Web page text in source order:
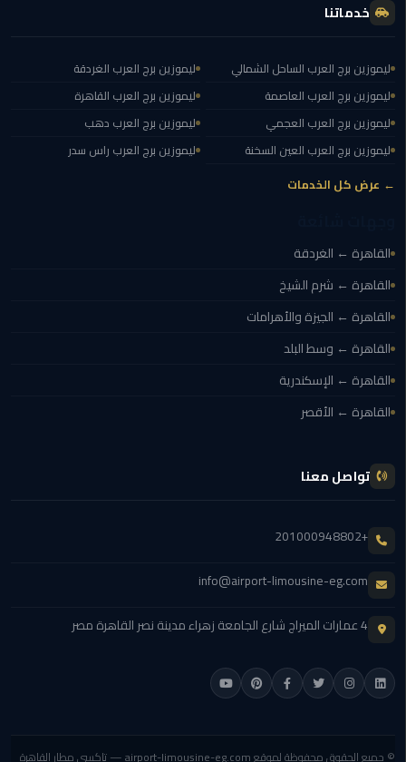
ليموزين
الساخن
تاكسى
ليموزين
مصر
سيارات
في
ليموزين
لاين
ليموزين
الشروق
ليموزين
الرحاب
ليموزين
التجمع
الخامس
ليموزين
خدماتنا
ليموزين برج العرب الساحل الشمالي
ليموزين برج العرب العاصمة
ليموزين برج العرب العجمي
ليموزين برج العرب العين السخنة
ليموزين برج العرب الغردقة
ليموزين برج العرب القاهرة
ليموزين برج العرب دهب
ليموزين برج العرب راس سدر
← عرض كل الخدمات
القاهرة ← الغردقة
القاهرة ← شرم الشيخ
القاهرة ← الجيزة والأهرامات
القاهرة ← وسط البلد
القاهرة ← الإسكندرية
القاهرة ← الأقصر
تواصل معنا
+201000948802
info@airport-limousine-eg.com
4 عمارات الميراج شارع الجامعة زهراء مدينة نصر القاهرة مصر
© جميع الحقوق محفوظة لموقعairport-limousine-eg.com— تاكسي مطار القاهرة